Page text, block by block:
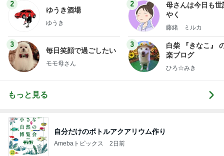
2
ゆうき酒場
ゆうき
3
毎日笑顔で過ごしたい
モモ母さん
2
母さんは今日も世
やく
藤緒 ミルカ
3
白柴 『きなこ』
楽ブログ
ひろ☆みき
もっと見る
自分だけのボトルアクアリウム作り
Amebaトピックス 2日前